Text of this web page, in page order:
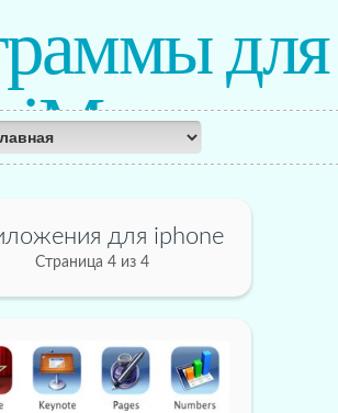
для
iMac
для iphone
Страница 4 из 4